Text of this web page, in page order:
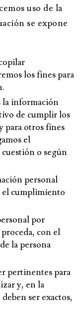
uso de la
se expone
los fines para
la información
de cumplir los
para otros fines
el
o según
personal
el cumplimiento
por
con el
la persona
pertinentes para
y, en la
ser exactos,